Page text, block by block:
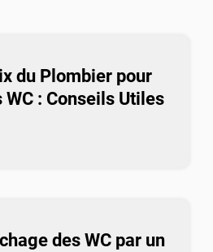
du Plombier pour
WC : Conseils Utiles
des WC par un